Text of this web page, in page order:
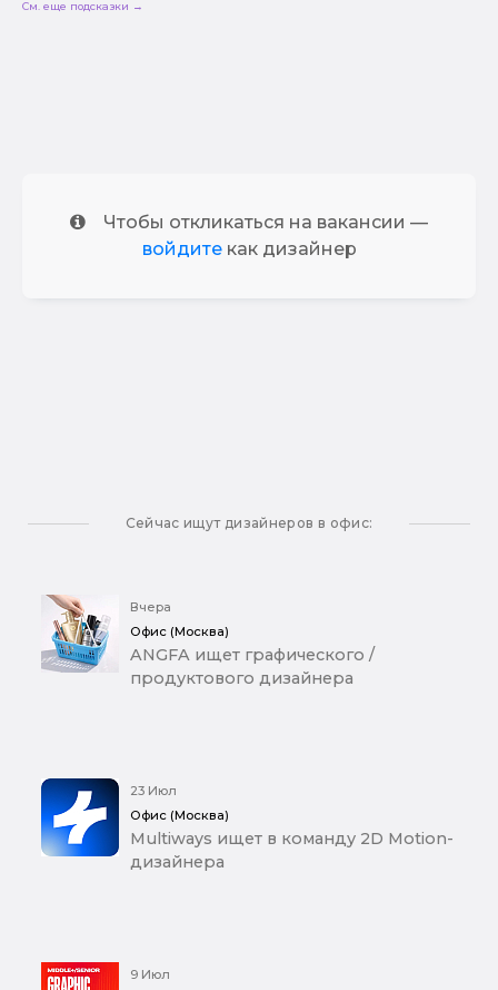
См. еще подсказки →
Чтобы откликаться на вакансии —
войдитекак дизайнер
Сейчас ищут дизайнеров в офис:
Вчера
Офис (Москва)
ANGFA ищет графического /
продуктового дизайнера
23 Июл
Офис (Москва)
Multiways ищет в команду 2D Motion-
дизайнера
9 Июл